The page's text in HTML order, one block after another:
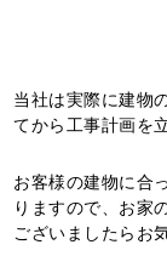
当社は実際に建物
てから工事計画を
お客様の建物に合
りますので、お家
ございましたらお